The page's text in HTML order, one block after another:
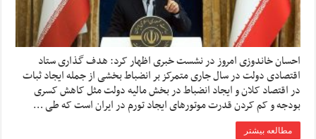
احسان خاندوزی امروز در نشست خبری اظهار کرد: هدف گذاری ستاد
اقتصادی دولت در سال جاری متمرکز بر انضباط بخشی از جمله ایجاد ثبات
در اقتصاد کلان و ایجاد انضباط در بخش مالیه دولت مثل کاهش کسری
بودجه و کم کردن قدرت موتورهای ایجاد تورم در ایران است که طی …
مطالعه بیشتر